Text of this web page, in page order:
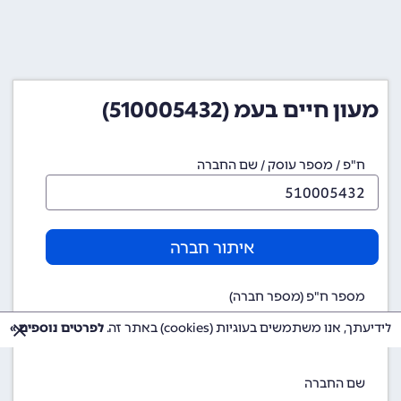
מעון חיים בעמ (510005432)
ח"פ / מספר עוסק / שם החברה
איתור חברה
מספר ח"פ (מספר חברה)
510005432
שם החברה
לידיעתך, אנו משתמשים בעוגיות (cookies) באתר זה. לפרטים נוספים »